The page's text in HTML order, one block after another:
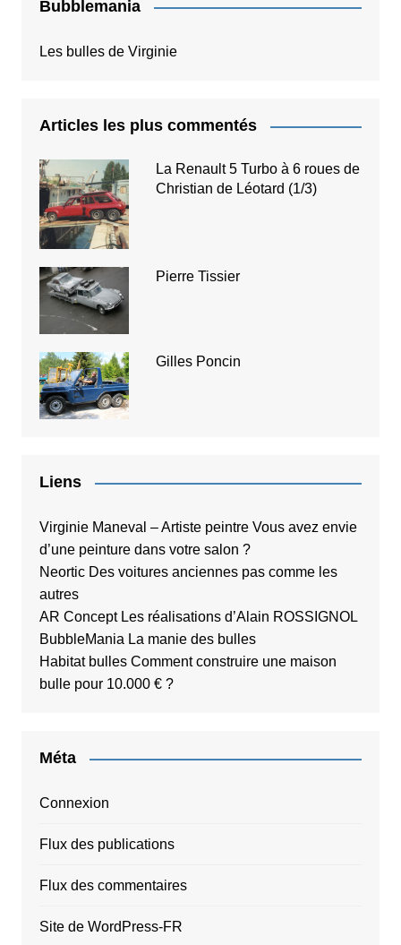
Bubblemania
Les bulles de Virginie
Articles les plus commentés
La Renault 5 Turbo à 6 roues de
Christian de Léotard (1/3)
Pierre Tissier
Gilles Poncin
Liens
Virginie Maneval – Artiste peintreVous avez envie
d’une peinture dans votre salon ?
NeorticDes voitures anciennes pas comme les
autres
AR ConceptLes réalisations d’Alain ROSSIGNOL
BubbleMania La manie des bulles
Habitat bullesComment construire une maison
bulle pour 10.000 € ?
Méta
Connexion
Flux des publications
Flux des commentaires
Site de WordPress-FR